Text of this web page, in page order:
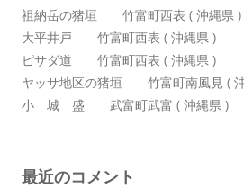
祖納岳の猪垣 竹富町西表 ( 沖縄県 )
大平井戸 竹富町西表 ( 沖縄県 )
ピサダ道 竹富町西表 ( 沖縄県 )
ヤッサ地区の猪垣 竹富町南風見 (
小 城 盛 武富町武富 ( 沖縄県 )
最近のコメント